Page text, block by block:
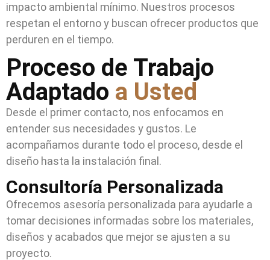
impacto ambiental mínimo. Nuestros procesos
respetan el entorno y buscan ofrecer productos que
perduren en el tiempo.
Proceso de Trabajo
Adaptado a Usted
Desde el primer contacto, nos enfocamos en
entender sus necesidades y gustos. Le
acompañamos durante todo el proceso, desde el
diseño hasta la instalación final.
Consultoría Personalizada
Ofrecemos asesoría personalizada para ayudarle a
tomar decisiones informadas sobre los materiales,
diseños y acabados que mejor se ajusten a su
proyecto.